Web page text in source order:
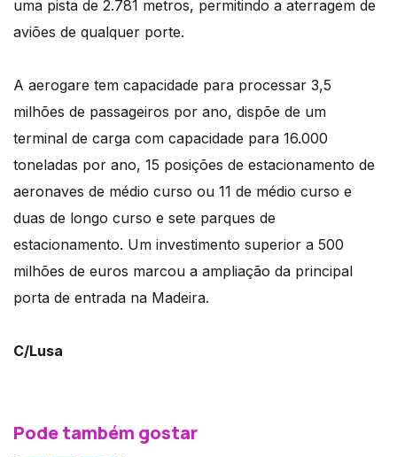
uma pista de 2.781 metros, permitindo a aterragem de
aviões de qualquer porte.
A aerogare tem capacidade para processar 3,5
milhões de passageiros por ano, dispõe de um
terminal de carga com capacidade para 16.000
toneladas por ano, 15 posições de estacionamento de
aeronaves de médio curso ou 11 de médio curso e
duas de longo curso e sete parques de
estacionamento. Um investimento superior a 500
milhões de euros marcou a ampliação da principal
porta de entrada na Madeira.
C/Lusa
Pode também gostar